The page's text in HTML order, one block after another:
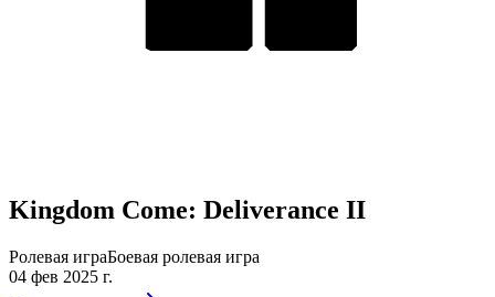
Kingdom Come: Deliverance II
Ролевая играБоевая ролевая игра
04 фев 2025 г.